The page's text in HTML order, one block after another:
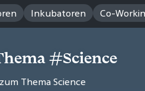
Inkubatoren Co-
#Science
Thema Science